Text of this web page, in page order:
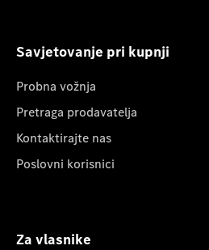
Savjetovanje pri kupnji
Probna vožnja
Pretraga prodavatelja
Kontaktirajte nas
Poslovni korisnici
Za vlasnike